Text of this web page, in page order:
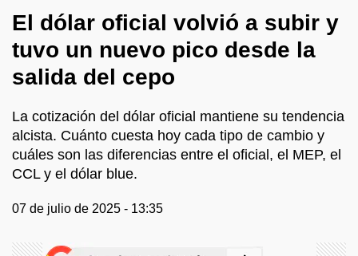
El dólar oficial volvió a subir y
tuvo un nuevo pico desde la
salida del cepo
La cotización del dólar oficial mantiene su tendencia
alcista. Cuánto cuesta hoy cada tipo de cambio y
cuáles son las diferencias entre el oficial, el MEP, el
CCL y el dólar blue.
07 de julio de 2025 - 13:35